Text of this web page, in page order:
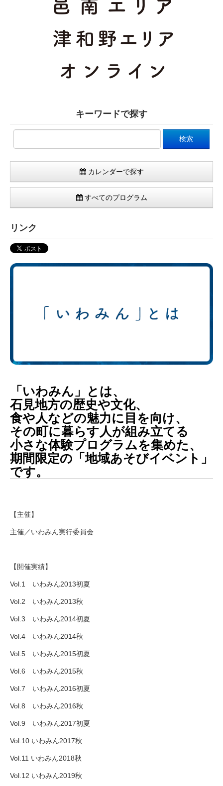
キーワードで探す
カレンダーで探す
すべてのプログラム
リンク
「いわみん」とは、
石見地方の歴史や文化、
食や人などの魅力に目を向け、
その町に暮らす人が組み立てる
小さな体験プログラムを集めた、
期間限定の「地域あそびイベント 」
です。
【主催】
主催／いわみん実行委員会
【開催実績】
Vol.1 いわみん2013初夏
Vol.2 いわみん2013秋
Vol.3 いわみん2014初夏
Vol.4 いわみん2014秋
Vol.5 いわみん2015 初夏
Vol.6 いわみん2015秋
Vol.7 いわみん2016初夏
Vol.8 いわみん2016秋
Vol.9 いわみん2017初夏
Vol.10 いわみん2017秋
Vol.11 いわみん2018秋
Vol.12 いわみん2019 秋